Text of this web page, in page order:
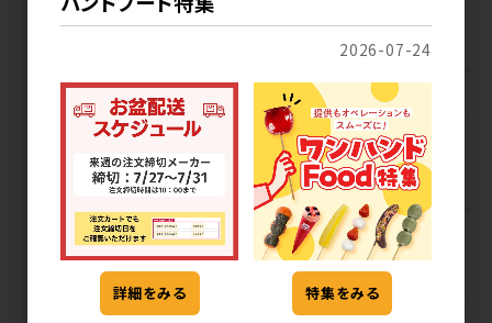
でん粉、乳化剤、炭酸カルシウム、炭酸マ
グネシウム（一部に乳成分を含む）
アレルギー 乳成分
栄養成分表示
「推定値」
(100g当たり)熱量289kcal、たんぱく質
1.4g、脂質0.1g、炭水化物70.7g、食塩
相当量0.02g
消費期限・賞
味期限／保存
365日／-18℃以下冷凍庫にて保存
2026-07-24
詳細をみる 特集をみる